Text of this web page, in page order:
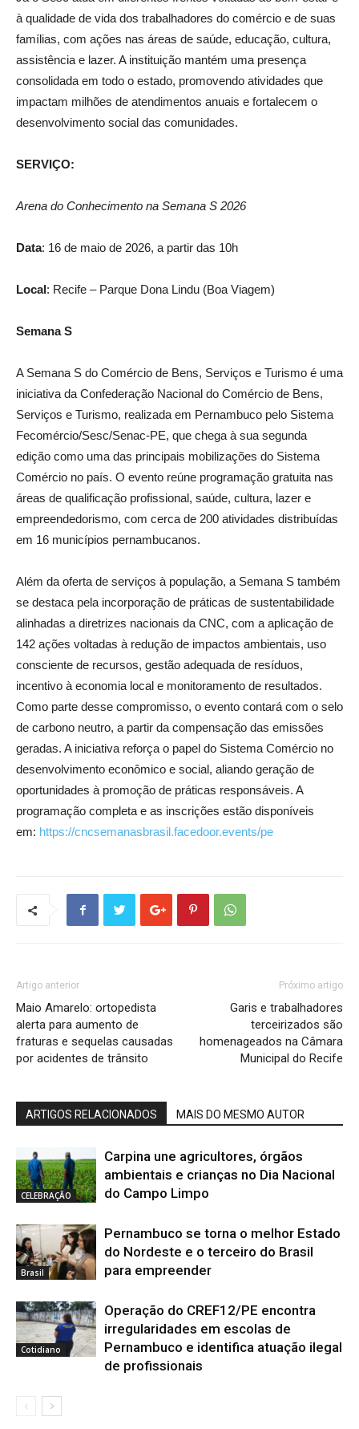
à qualidade de vida dos trabalhadores do comércio e de suas
famílias, com ações nas áreas de saúde, educação, cultura,
assistência e lazer. A instituição mantém uma presença
consolidada em todo o estado, promovendo atividades que
impactam milhões de atendimentos anuais e fortalecem o
desenvolvimento social das comunidades.
SERVIÇO:
Arena do Conhecimento na Semana S 2026
Data: 16 de maio de 2026, a partir das 10h
Local: Recife – Parque Dona Lindu (Boa Viagem)
Semana S
A Semana S do Comércio de Bens, Serviços e Turismo é uma
iniciativa da Confederação Nacional do Comércio de Bens,
Serviços e Turismo, realizada em Pernambuco pelo Sistema
Fecomércio/Sesc/Senac-PE, que chega à sua segunda
edição como uma das principais mobilizações do Sistema
Comércio no país. O evento reúne programação gratuita nas
áreas de qualificação profissional, saúde, cultura, lazer e
empreendedorismo, com cerca de 200 atividades distribuídas
em 16 municípios pernambucanos.
Além da oferta de serviços à população, a Semana S também
se destaca pela incorporação de práticas de sustentabilidade
alinhadas a diretrizes nacionais da CNC, com a aplicação de
142 ações voltadas à redução de impactos ambientais, uso
consciente de recursos, gestão adequada de resíduos,
incentivo à economia local e monitoramento de resultados.
Como parte desse compromisso, o evento contará com o selo
de carbono neutro, a partir da compensação das emissões
geradas. A iniciativa reforça o papel do Sistema Comércio no
desenvolvimento econômico e social, aliando geração de
oportunidades à promoção de práticas responsáveis. A
programação completa e as inscrições estão disponíveis
em: https://cncsemanasbrasil.facedoor.events/pe
Artigo anterior
Maio Amarelo: ortopedista
alerta para aumento de
fraturas e sequelas causadas
por acidentes de trânsito
Próximo artigo
Garis e trabalhadores
terceirizados são
homenageados na Câmara
Municipal do Recife
ARTIGOS RELACIONADOS MAIS DO MESMO AUTOR
CELEBRAÇÃO
Carpina une agricultores, órgãos
ambientais e crianças no Dia Nacional
do Campo Limpo
Brasil
Pernambuco se torna o melhor Estado
do Nordeste e o terceiro do Brasil
para empreender
Cotidiano
Operação do CREF12/PE encontra
irregularidades em escolas de
Pernambuco e identifica atuação ilegal
de profissionais